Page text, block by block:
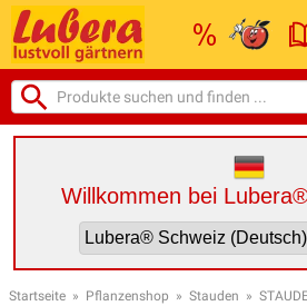
Willkommen bei
Startseite » Pflanzenshop » Stauden »